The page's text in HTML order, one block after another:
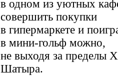
в одном из уютных
совершить покупки
в гипермаркете и
в мини-гольф можно,
не выходя за пределы
Шатыра.